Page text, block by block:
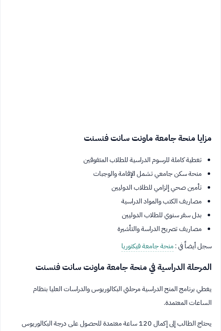
مزايا منحة جامعة ماونت سانت فنسنت
تغطية كاملة للرسوم الدراسية للطلاب المتفوقين
منحة سكن جامعي تشمل الإقامة والوجبات
تأمين صحي إلزامي للطلاب الدوليين
مصاريف الكتب والمواد الدراسية
بدل سفر سنوي للطلاب الدوليين
مصاريف تصريح الدراسة والتأشيرة
سجل أيضاً في :منحة جامعة فيكتوريا
المرحلة الدراسية في منحة جامعة ماونت سانت فنسنت
يغطي برنامج المنح الدراسية مرحلتي البكالوريوس والدراسات العليا بنظام
الساعات المعتمدة.
يحتاج الطالب إلى إكمال 120 ساعة معتمدة للحصول على درجة البكالوريوس